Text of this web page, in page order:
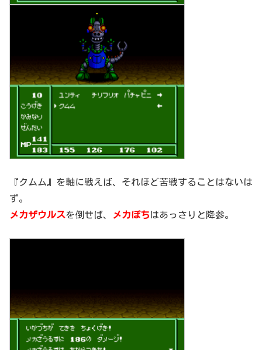
『クムム』を軸に戦えば、それほど苦戦することはないは
ず。
メカザウルスを倒せば、 メカぽちはあっさりと降参。